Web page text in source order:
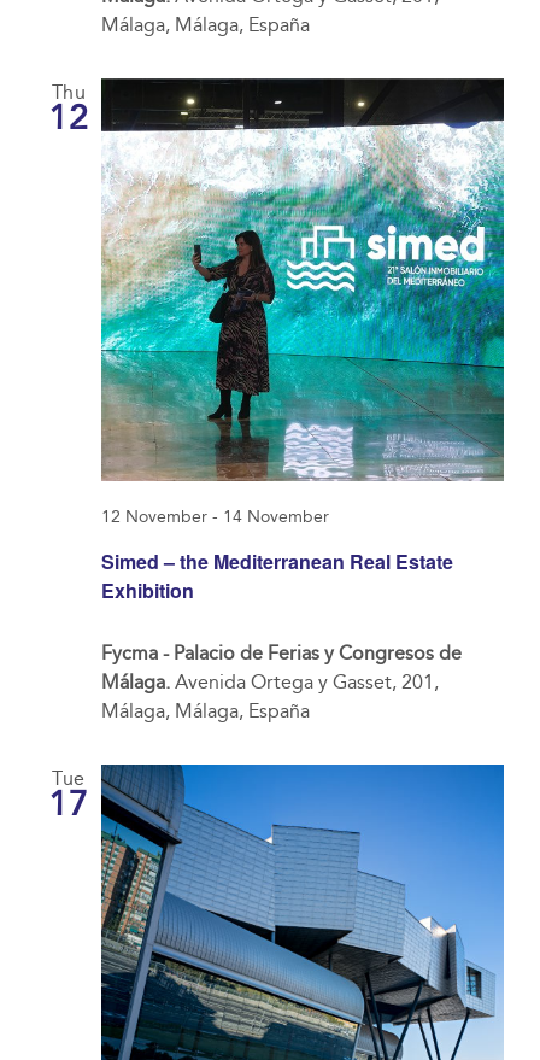
Málaga, Málaga, España
Thu
12
Simed – the Mediterranean Real Estate
Exhibition
12 November- 14 November
Fycma - Palacio de Ferias y Congresos de
Málaga. Avenida Ortega y Gasset, 201,
Málaga, Málaga, España
Tue
17